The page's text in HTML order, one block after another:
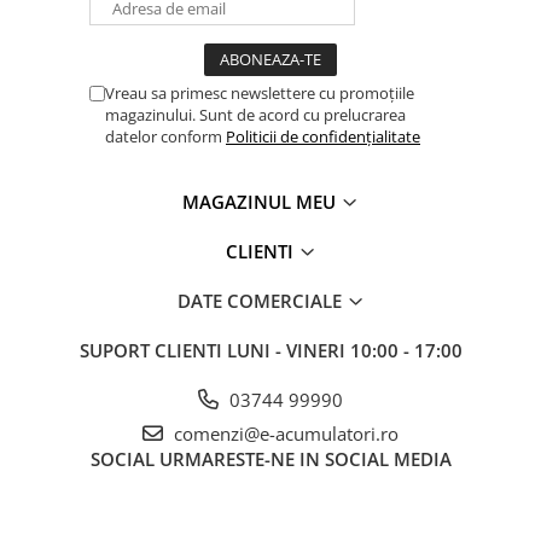
Statii de incarcare EV
Vreau sa primesc newslettere cu promoțiile
magazinului. Sunt de acord cu prelucrarea
datelor conform Politicii de confidențialitate
MAGAZINUL MEU
CLIENTI
DATE COMERCIALE
SUPORT CLIENTI LUNI - VINERI 10:00 - 17:00
03744 99990
comenzi@e-acumulatori.ro
SOCIAL URMARESTE-NE IN SOCIAL MEDIA